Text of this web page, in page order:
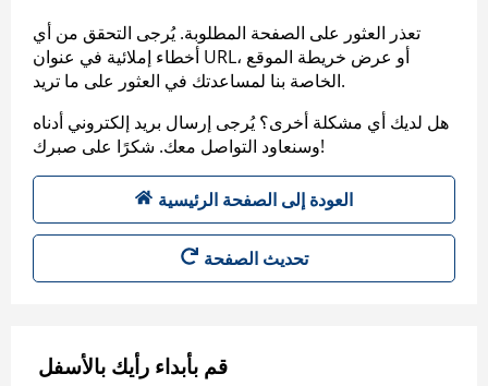
تعذر العثور على الصفحة المطلوبة. يُرجى التحقق من أي
أخطاء إملائية في عنوان URL، أو عرض خريطة الموقع
الخاصة بنا لمساعدتك في العثور على ما تريد.
هل لديك أي مشكلة أخرى؟ يُرجى إرسال بريد إلكتروني أدناه
وسنعاود التواصل معك. شكرًا على صبرك!
العودة إلى الصفحة الرئيسية
تحديث الصفحة
قم بأبداء رأيك بالأسفل